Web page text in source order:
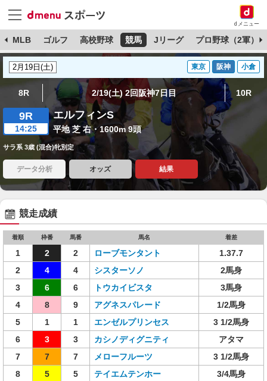
dメニュー
MLB ゴルフ 高校野球 競馬 Jリーグ プロ野球（2軍）
東京 阪神 小倉
8R 2/19(土) 2回阪神7日目 10R
9R
14:25
エルフィンS
平地 芝 右・1600m 9頭
サラ系 3歳 (混合)牝別定
データ分析 オッズ 結果
競走成績
着順 枠番 馬番 馬名 着差
1 2 2 ローブモンタント
1.37.7
2
4 4 シスターソノ
2馬身
3
6 6 トウカイビスタ
3馬身
4
8 9 アグネスパレード
1/2馬身
5
1 1 エンゼルプリンセス
3 1/2馬身
6
3 3 カシノディグニティ
アタマ
7
7 7 メローフルーツ
3 1/2馬身
8
5 5 テイエムテンホー
3/4馬身